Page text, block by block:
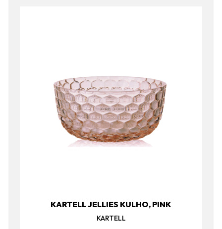
KARTELL JELLIES KULHO, PINK
KARTELL